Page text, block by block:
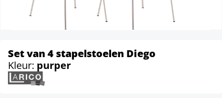
Set van 4 stapelstoelen Diego
Kleur: purper